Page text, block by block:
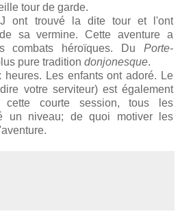
tour de garde.
ont trouvé la dite tour et l'ont
sa vermine. Cette aventure a
combats héroïques. Du Porte-
pure tradition donjonesque.
Les enfants ont adoré. Le
votre serviteur) est également
courte session, tous les
un niveau; de quoi motiver les